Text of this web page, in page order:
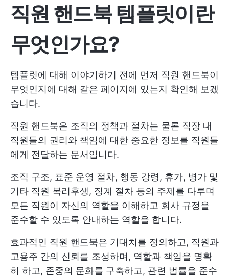
직원 핸드북 템플릿이란
무엇인가요?
템플릿에 대해 이야기하기 전에 먼저 직원 핸드북이
무엇인지에 대해 같은 페이지에 있는지 확인해 보겠
습니다.
직원 핸드북은 조직의 정책과 절차는 물론 직장 내
직원들의 권리와 책임에 대한 중요한 정보를 직원들
에게 전달하는 문서입니다.
조직 구조, 표준 운영 절차, 행동 강령, 휴가, 병가 및
기타 직원 복리후생, 징계 절차 등의 주제를 다루며
모든 직원이 자신의 역할을 이해하고 회사 규정을
준수할 수 있도록 안내하는 역할을 합니다.
효과적인 직원 핸드북은 기대치를 정의하고, 직원과
고용주 간의 신뢰를 조성하며, 역할과 책임을 명확
히 하고, 존중의 문화를 구축하고, 관련 법률을 준수